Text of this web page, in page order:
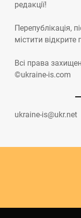
редакції!
Перепублікація,
містити
Всі права
©ukraine-is.com
ukraine-is@ukr.net